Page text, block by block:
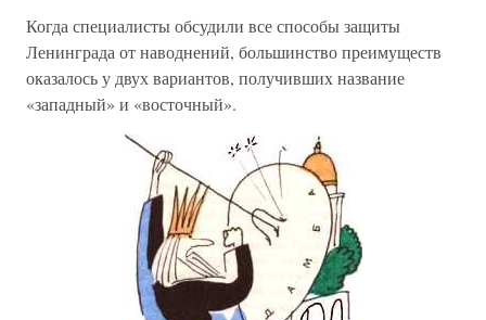
Когда специалисты обсудили все способы защиты
Ленинграда от наводнений, большинство преимуществ
оказалось у двух вариантов, получивших название
«западный» и «восточный».